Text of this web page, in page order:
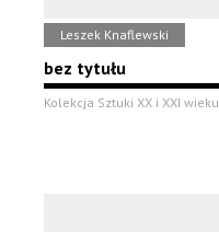
Leszek Knaflewski
bez tytułu
Kolekcja Sztuki XX i XXI wieku